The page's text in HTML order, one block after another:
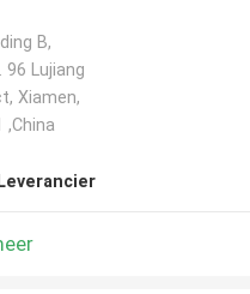
B,
96 Lujiang
Xiamen,
,China